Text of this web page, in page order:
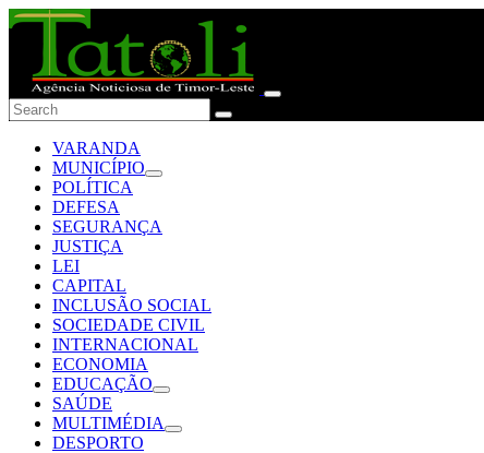
VARANDA
MUNICÍPIO
POLÍTICA
DEFESA
SEGURANÇA
JUSTIÇA
LEI
CAPITAL
INCLUSÃO SOCIAL
SOCIEDADE CIVIL
INTERNACIONAL
ECONOMIA
EDUCAÇÃO
SAÚDE
MULTIMÉDIA
DESPORTO